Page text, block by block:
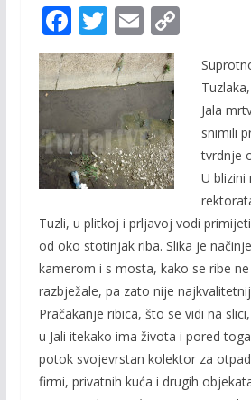
F
ac
e
b
o
o
k
T
w
itt
er
E
m
ai
C
Jala
snimili
tvrdnje
U blizini
Tuzli, u plitkoj i prljavoj vodi
od oko stotinjak riba. Slika je
kamerom i s mosta, kako se ribe ne
razbježale, pa zato nije
Pračakanje ribica, što se vidi na
u Jali itekako ima života i pored
potok svojevrstan kolektor za
firmi, privatnih kuća i drugih